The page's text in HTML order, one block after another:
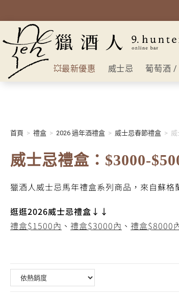
💥最新優惠 威士忌 葡萄酒 /
首頁 > 禮盒 > 2026 過年酒禮盒 > 威士忌春節禮盒 >
威士忌禮盒：$3000-
獵酒人威士忌馬年禮盒系列商品，來自蘇
逛逛2026威士忌禮盒↓↓
禮盒$1500內 、 禮盒$3000內 、 禮盒$8000